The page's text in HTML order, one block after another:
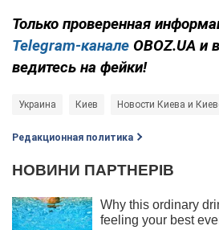
Только проверенная
Telegram-канале OBOZ.UA и в
ведитесь на фейки!
Украина Киев Новости Киева и
Редакционная политика